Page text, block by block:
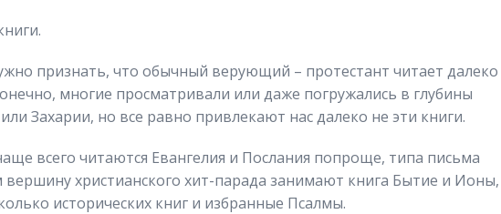
признать, что обычный верующий – протестант читает далеко
многие просматривали или даже погружались в глубины
Захарии, но все равно привлекают нас далеко не эти книги.
всего читаются Евангелия и Послания попроще, типа письма
христианского хит-парада занимают книга Бытие и Ионы,
исторических книг и избранные Псалмы.